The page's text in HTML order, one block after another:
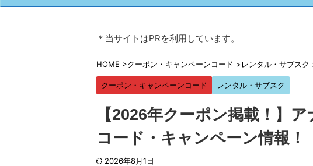
＊当サイトはPRを利用しています。
HOME >クーポン・キャンペーンコード >レンタル・サブスク
クーポン・キャンペーンコード レンタル・サブスク
【2026年クーポン掲載！】
コード・キャンペーン情報！
2026年8月1日